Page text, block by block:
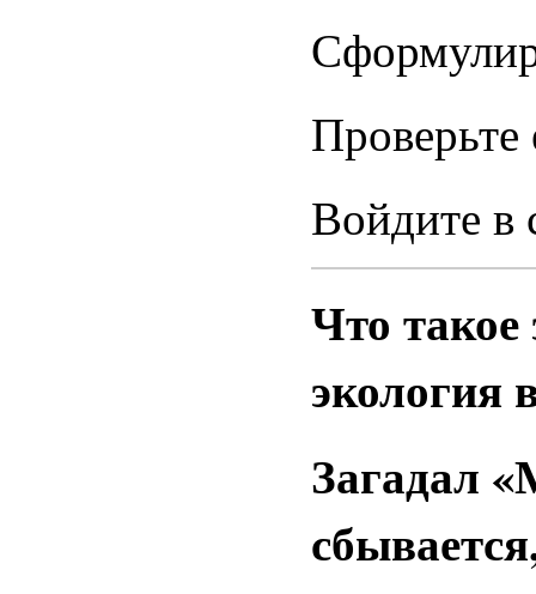
Войдите в
Что
экология
Загадал